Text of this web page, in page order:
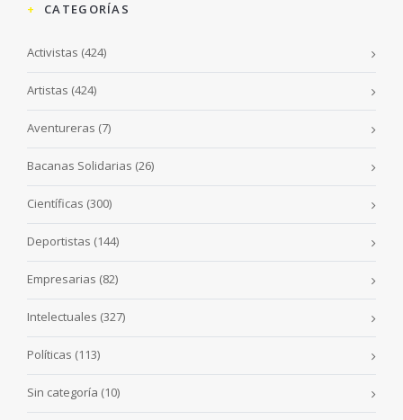
CATEGORÍAS
Activistas (424)
Artistas (424)
Aventureras (7)
Bacanas Solidarias (26)
Científicas (300)
Deportistas (144)
Empresarias (82)
Intelectuales (327)
Políticas (113)
Sin categoría (10)